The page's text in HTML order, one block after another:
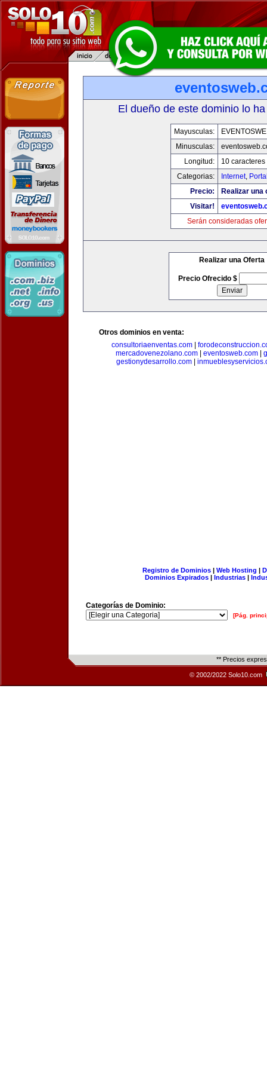
El dueño de este dominio lo
Mayusculas:
Minusculas:
Longitud:
10 caracteres
Categorias:
Internet,
Precio:
Realizar una
Visitar!
Serán consideradas
Realizar una Oferta
Precio Ofrecido $
Otros dominios en venta:
consultoriaenventas.com
mercadovenezolano.com
eventosweb.com
gestionydesarrollo.com
Registro de Dominios| Web Hosting |
Dominios Expirados | Industrias |
Categorías de Dominio:
[Pág.
** Precios
© 2002/2022 Solo10.com